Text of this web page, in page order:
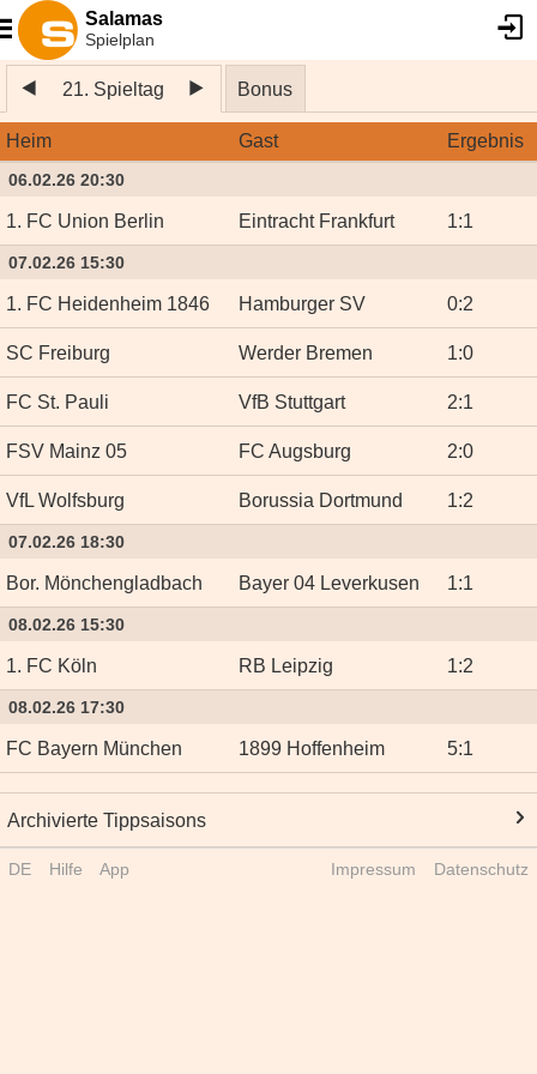
Salamas
Spielplan
21. Spieltag Bonus
Heim Gast Ergebnis
06.02.26 20:30
1. FC Union Berlin Eintracht Frankfurt 1:1
07.02.26 15:30
1. FC Heidenheim 1846 Hamburger SV 0:2
SC Freiburg Werder Bremen 1:0
FC St. Pauli VfB Stuttgart 2:1
FSV Mainz 05 FC Augsburg 2:0
VfL Wolfsburg Borussia Dortmund 1:2
07.02.26 18:30
Bor. Mönchengladbach Bayer 04 Leverkusen 1:1
08.02.26 15:30
1. FC Köln RB Leipzig 1:2
08.02.26 17:30
FC Bayern München 1899 Hoffenheim 5:1
Archivierte Tippsaisons
DE Hilfe App Impressum Datenschutz